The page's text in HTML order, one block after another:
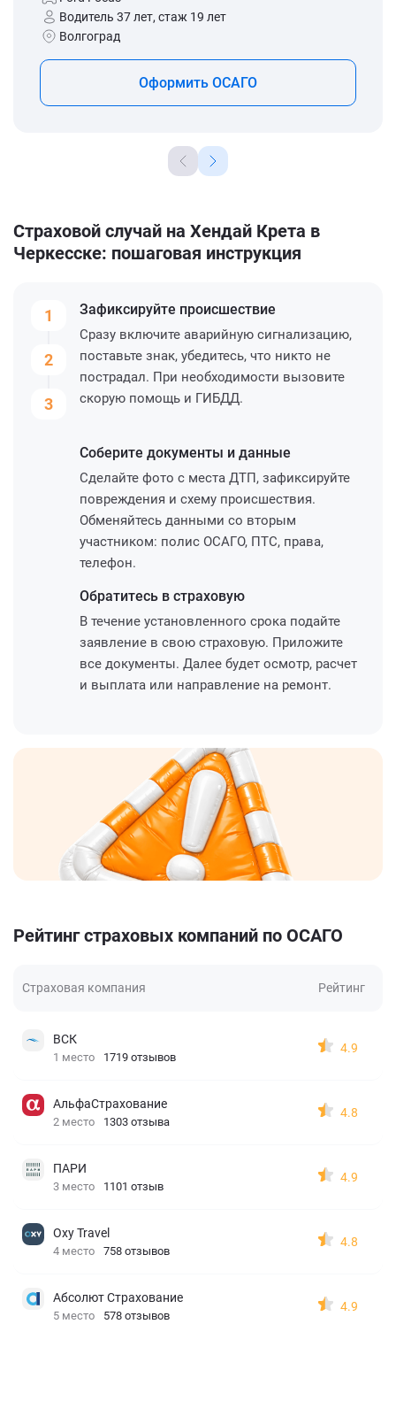
Водитель 37 лет, стаж 19 лет
Волгоград
Оформить ОСАГО
Страховой случай на Хендай Крета в
Черкесске: пошаговая инструкция
1
2
3
Зафиксируйте происшествие
Сразу включите аварийную сигнализацию,
поставьте знак, убедитесь, что никто не
пострадал. При необходимости вызовите
скорую помощь и ГИБДД.
Соберите документы и данные
Сделайте фото с места ДТП, зафиксируйте
повреждения и схему происшествия.
Обменяйтесь данными со вторым
участником: полис ОСАГО, ПТС, права,
телефон.
Обратитесь в страховую
В течение установленного срока подайте
заявление в свою страховую. Приложите
все документы. Далее будет осмотр, расчет
и выплата или направление на ремонт.
Рейтинг страховых компаний по ОСАГО
Страховая компания Рейтинг
ВСК
1 место 1719 отзывов
4.9
АльфаСтрахование
2 место 1303 отзыва
4.8
ПАРИ
3 место 1101 отзыв
4.9
Oxy Travel
4 место 758 отзывов
4.8
Абсолют Страхование
5 место 578 отзывов
4.9